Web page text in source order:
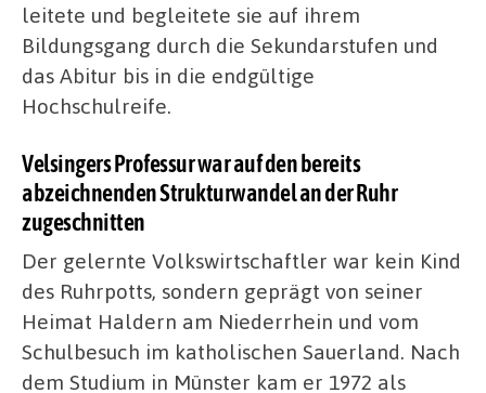
leitete und begleitete sie auf ihrem
Bildungsgang durch die Sekundarstufen und
das Abitur bis in die endgültige
Hochschulreife.
Velsingers Professur war auf den bereits
abzeichnenden Strukturwandel an der Ruhr
zugeschnitten
Der gelernte Volkswirtschaftler war kein Kind
des Ruhrpotts, sondern geprägt von seiner
Heimat Haldern am Niederrhein und vom
Schulbesuch im katholischen Sauerland. Nach
dem Studium in Münster kam er 1972 als